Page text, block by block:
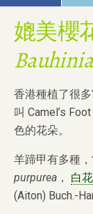
媲美櫻
香港種植了很
叫 Camel’s
色的花朵。
羊蹄甲有多種
purpurea ， 白
(Aiton) Buch.-